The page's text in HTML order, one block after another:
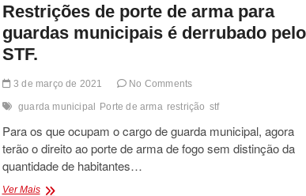
Restrições de porte de arma para
guardas municipais é derrubado pelo
STF.
3 de março de 2021 No Comments
guarda municipal Porte de arma restrição stf
Para os que ocupam o cargo de guarda municipal, agora
terão o direito ao porte de arma de fogo sem distinção da
quantidade de habitantes…
Ver MaisRestrições